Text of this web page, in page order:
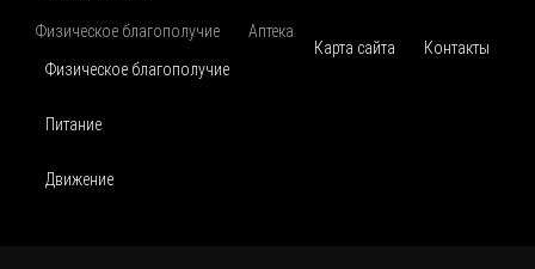
Физическое благополучие
Физическое благополучие
Питание
Движение
Аптека
Карта сайта
Контакты